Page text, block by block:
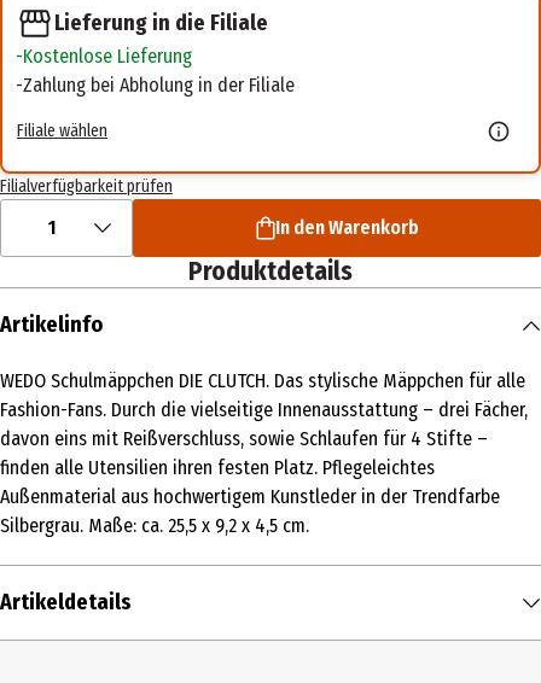
Lieferung in die Filiale
Kostenlose Lieferung
Zahlung bei Abholung in der Filiale
Filiale wählen
Filialverfügbarkeit prüfen
1 In den Warenkorb
Produktdetails
Artikelinfo
WEDO Schulmäppchen DIE CLUTCH. Das stylische Mäppchen für alle
Fashion-Fans. Durch die vielseitige Innenausstattung – drei Fächer,
davon eins mit Reißverschluss, sowie Schlaufen für 4 Stifte –
finden alle Utensilien ihren festen Platz. Pflegeleichtes
Außenmaterial aus hochwertigem Kunstleder in der Trendfarbe
Silbergrau. Maße: ca. 25,5 x 9,2 x 4,5 cm.
Artikeldetails